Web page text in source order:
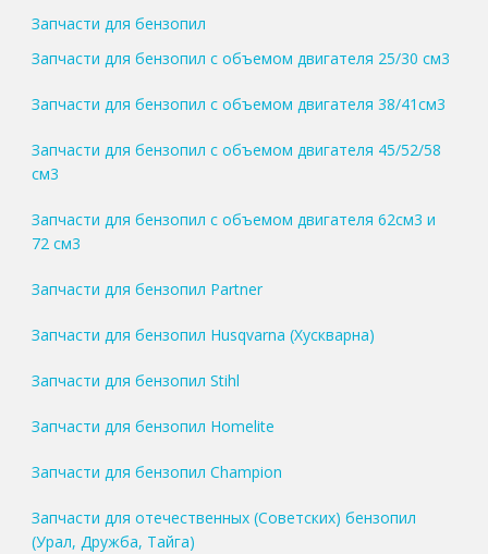
Запчасти для бензопил
Запчасти для бензопил с объемом двигателя 25/30 см3
Запчасти для бензопил с объемом двигателя 38/41см3
Запчасти для бензопил с объемом двигателя 45/52/58
см3
Запчасти для бензопил с объемом двигателя 62см3 и
72 см3
Запчасти для бензопил Partner
Запчасти для бензопил Husqvarna (Хускварна)
Запчасти для бензопил Stihl
Запчасти для бензопил Homelite
Запчасти для бензопил Champion
Запчасти для отечественных (Советских) бензопил
(Урал, Дружба, Тайга)